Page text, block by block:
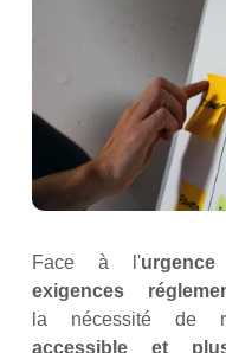
Face à l'
exigences
la nécessité de
accessible et